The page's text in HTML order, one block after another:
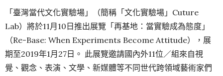
「臺灣當代文化實驗場」（簡稱「文化實驗場」Cuture
Lab）將於11月10日推出展覽「再基地：當實驗成為態度」
（Re-Base: When Experiments Become Attitude），展
期至2019年1月27日。 此展覽邀請國內外11位／組來自視
覺、觀念、表演、文學、新媒體等不同世代跨領域藝術家們